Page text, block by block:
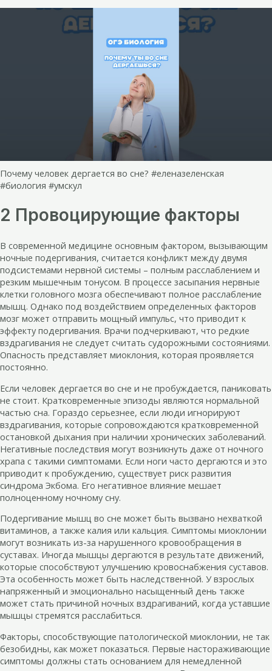
Почему человек дергается во сне? #еленазеленская
#биология #умскул
2 Провоцирующие факторы
В современной медицине основным фактором, вызывающим
ночные подергивания, считается конфликт между двумя
подсистемами нервной системы – полным расслаблением и
резким мышечным тонусом. В процессе засыпания нервные
клетки головного мозга обеспечивают полное расслабление
мышц. Однако под воздействием определенных факторов
мозг может отправить мощный импульс, что приводит к
эффекту подергивания. Врачи подчеркивают, что редкие
вздрагивания не следует считать судорожными состояниями.
Опасность представляет миоклония, которая проявляется
постоянно.
Если человек дергается во сне и не пробуждается, паниковать
не стоит. Кратковременные эпизоды являются нормальной
частью сна. Гораздо серьезнее, если люди игнорируют
вздрагивания, которые сопровождаются кратковременной
остановкой дыхания при наличии хронических заболеваний.
Негативные последствия могут возникнуть даже от ночного
храпа с такими симптомами. Если ноги часто дергаются и это
приводит к пробуждению, существует риск развития
синдрома Экбома. Его негативное влияние мешает
полноценному ночному сну.
Подергивание мышц во сне может быть вызвано нехваткой
витаминов, а также калия или кальция. Симптомы миоклонии
могут возникать из-за нарушенного кровообращения в
суставах. Иногда мышцы дергаются в результате движений,
которые способствуют улучшению кровоснабжения суставов.
Эта особенность может быть наследственной. У взрослых
напряженный и эмоционально насыщенный день также
может стать причиной ночных вздрагиваний, когда уставшие
мышцы стремятся расслабиться.
Факторы, способствующие патологической миоклонии, не так
безобидны, как может показаться. Первые настораживающие
симптомы должны стать основанием для немедленной